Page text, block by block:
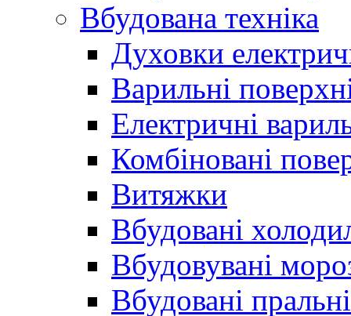
Вбудована техніка
Духовки
Варильні
Електричні
Комбіновані
Витяжки
Вбудовані
Вбудовувані
Вбудовані